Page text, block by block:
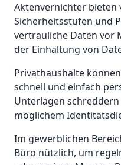
Aktenvernichter bieten
Sicherheitsstufen und
vertrauliche Daten vor
der Einhaltung von
Privathaushalte
schnell und einfach
Unterlagen
möglichem
Im gewerblichen
Büro nützlich, um